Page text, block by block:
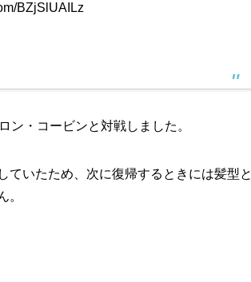
BZjSlUAILz
ン・コービンと対戦しました。
ていたため、次に復帰するときには髪型と
。